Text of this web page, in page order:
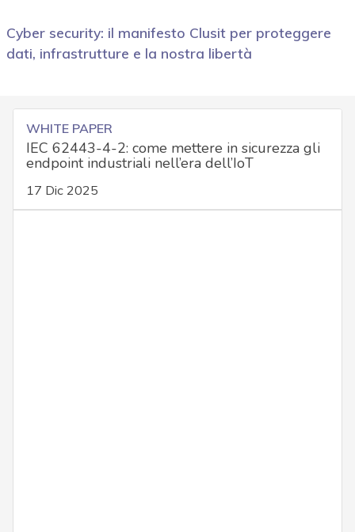
Cyber security: il manifesto Clusit per proteggere
dati, infrastrutture e la nostra libertà
WHITE PAPER
IEC 62443-4-2: come mettere in sicurezza gli
endpoint industriali nell’era dell’IoT
17 Dic 2025